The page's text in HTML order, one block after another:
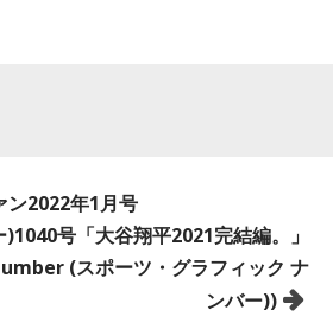
ン2022年1月号
号「大谷翔平2021完結編。」
(スポーツ・グラフィック ナ
ンバー))